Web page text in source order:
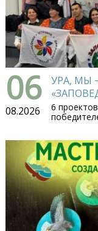
06
08.2026
УРА, МЫ
6